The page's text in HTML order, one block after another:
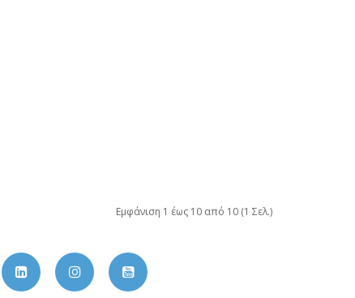
Εμφάνιση 1 έως 10 από 10 (1 Σελ.)